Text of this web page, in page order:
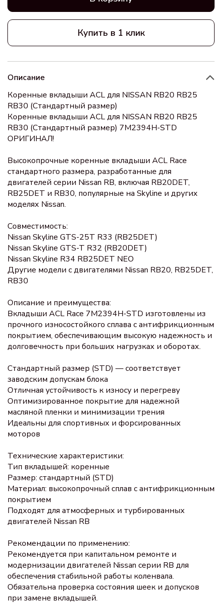
Купить в 1 клик
Описание
Коренные вкладыши ACL для NISSAN RB20 RB25
RB30 (Стандартный размер)
Коренные вкладыши ACL для NISSAN RB20 RB25
RB30 (Стандартный размер) 7M2394H-STD
ОРИГИНАЛ!
Высокопрочные коренные вкладыши ACL Race
стандартного размера, разработанные для
двигателей серии Nissan RB, включая RB20DET,
RB25DET и RB30, популярные на Skyline и других
моделях Nissan.
Совместимость:
Nissan Skyline GTS-25T R33 (RB25DET)
Nissan Skyline GTS-T R32 (RB20DET)
Nissan Skyline R34 RB25DET NEO
Другие модели с двигателями Nissan RB20, RB25DET,
RB30
Описание и преимущества:
Вкладыши ACL Race 7M2394H-STD изготовлены из
прочного износостойкого сплава с антифрикционным
покрытием, обеспечивающим высокую надежность и
долговечность при больших нагрузках и оборотах.
Стандартный размер (STD) — соответствует
заводским допускам блока
Отличная устойчивость к износу и перегреву
Оптимизированное покрытие для надежной
масляной пленки и минимизации трения
Идеальны для спортивных и форсированных
моторов
Технические характеристики:
Тип вкладышей: коренные
Размер: стандартный (STD)
Материал: высокопрочный сплав с антифрикционным
покрытием
Подходят для атмосферных и турбированных
двигателей Nissan RB
Рекомендации по применению:
Рекомендуется при капитальном ремонте и
модернизации двигателей Nissan серии RB для
обеспечения стабильной работы коленвала.
Обязательна проверка состояния шеек и допусков
при замене вкладышей.